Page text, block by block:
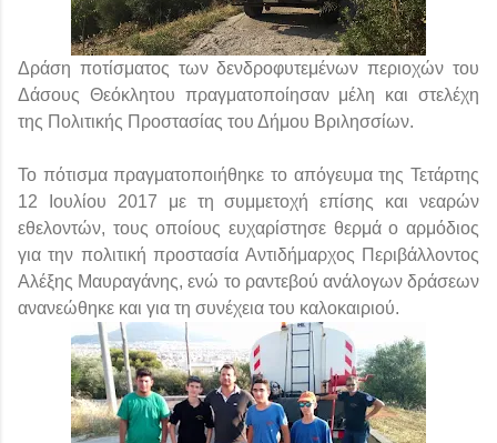
Δράση ποτίσματος των δενδροφυτεμένων περιοχών του
Δάσους Θεόκλητου πραγματοποίησαν μέλη και στελέχη
της Πολιτικής Προστασίας του Δήμου Βριλησσίων.
Το πότισμα πραγματοποιήθηκε το απόγευμα της Τετάρτης
12 Ιουλίου 2017 με τη συμμετοχή επίσης και νεαρών
εθελοντών, τους οποίους ευχαρίστησε θερμά ο αρμόδιος
για την πολιτική προστασία Αντιδήμαρχος Περιβάλλοντος
Αλέξης Μαυραγάνης, ενώ το ραντεβού ανάλογων δράσεων
ανανεώθηκε και για τη συνέχεια του καλοκαιριού.